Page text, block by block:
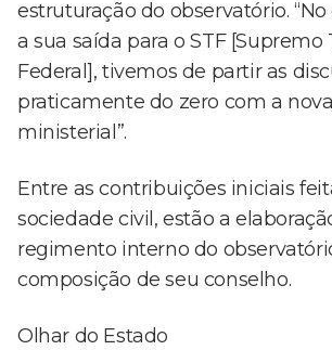
estruturação do observatório.
a sua saída para o STF [Supremo
Federal], tivemos de partir as
praticamente do zero com a
ministerial”.
Entre as contribuições iniciais
sociedade civil, estão a
regimento interno do
composição de seu conselho.
Olhar do Estado